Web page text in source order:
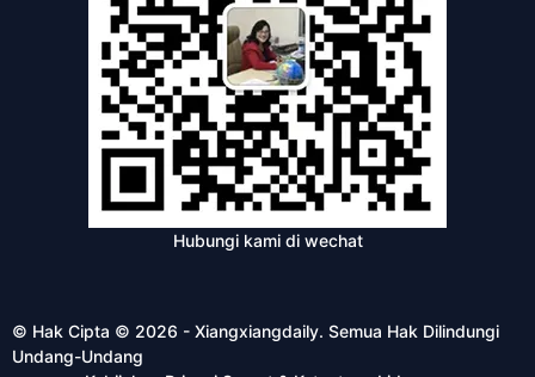
Hubungi kami di wechat
© Hak Cipta © 2026 - Xiangxiangdaily. Semua Hak Dilindungi
Undang-Undang